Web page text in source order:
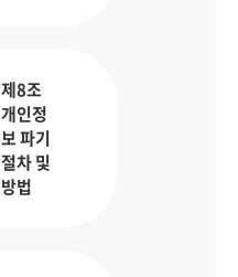
제8조
개인정
보 파기
절차 및
방법